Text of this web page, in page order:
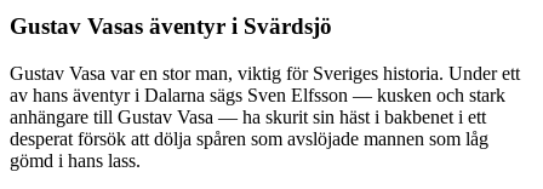
Gustav Vasas äventyr i Svärdsjö
Gustav Vasa var en stor man, viktig för Sveriges historia. Under ett
av hans äventyr i Dalarna sägs Sven Elfsson — kusken och stark
anhängare till Gustav Vasa — ha skurit sin häst i bakbenet i ett
desperat försök att dölja spåren som avslöjade mannen som låg
gömd i hans lass.